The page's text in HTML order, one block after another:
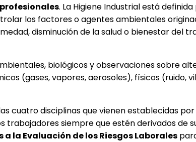
. La Higiene Industrial está
los factores o agentes ambientales
disminución de la salud o bienestar del
biológicos y observaciones sobre
(gases, vapores, aerosoles), físicos
cuatro disciplinas que vienen establecidas
trabajadores siempre que estén derivados de
la Evaluación de los Riesgos Laborales